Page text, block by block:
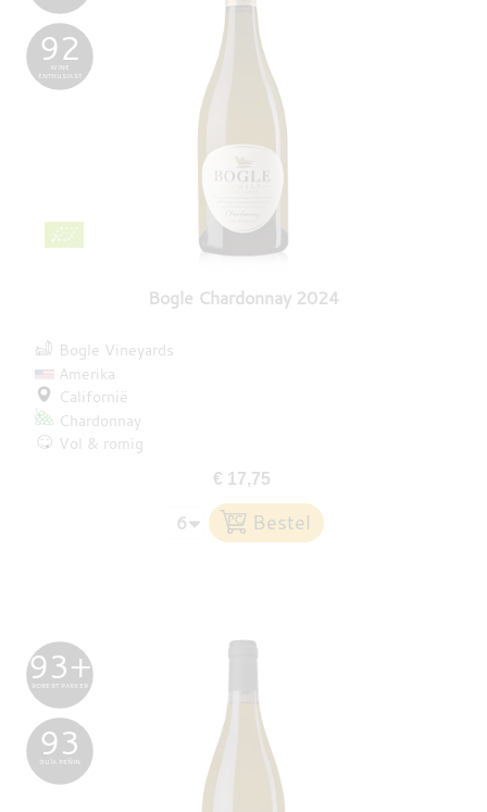
Bogle Chardonnay 2024
92
WINE
ENTHUSIAST
Bogle Vineyards
Amerika
Californië
Chardonnay
Vol & romig
€ 17,75
93+
ROBERT PARKER
93
GUÍA PEÑIN